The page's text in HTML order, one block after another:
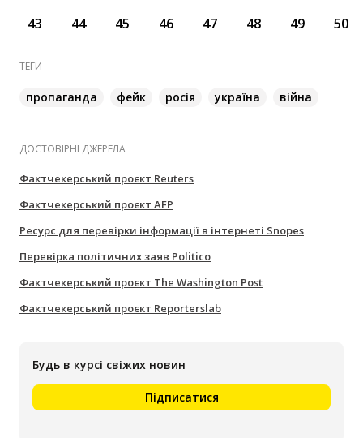
43
44 45 46 47 48 49 50
ТЕГИ
пропаганда фейк росія україна війна
ДОСТОВІРНІ ДЖЕРЕЛА
Фактчекерський проєкт Reuters
Фактчекерський проєкт AFP
Ресурс для перевірки інформації в інтернеті Snopes
Перевірка політичних заяв Politico
Фактчекерський проєкт The Washington Post
Фактчекерський проєкт Reporterslab
Будь в курсі свіжих новин
Підписатися